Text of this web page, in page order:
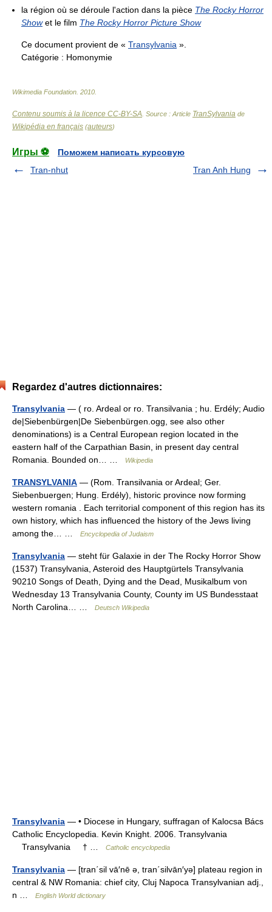
la région où se déroule l'action dans la pièce The Rocky Horror
Showet le film The Rocky Horror Picture Show
Ce document provient de « Transylvania ».
Catégorie : Homonymie
Wikimedia Foundation 2010
Contenu soumis à la licence CC-BY-SA . Source : Article TranSylvania de
Wikipédia en français (auteurs)
Игры ⚽
Поможем написать курсовую
Tran-nhut
Tran Anh Hung
Regardez d'autres dictionnaires:
Transylvania — ( ro. Ardeal or ro. Transilvania ; hu. Erdély; Audio
de|Siebenbürgen|De Siebenbürgen.ogg, see also other
denominations) is a Central European region located in the
eastern half of the Carpathian Basin, in present day central
Romania. Bounded on… …
Wikipedia
TRANSYLVANIA — (Rom. Transilvania or Ardeal; Ger.
Siebenbuergen; Hung. Erdély), historic province now forming
western romania . Each territorial component of this region has its
own history, which has influenced the history of the Jews living
among the… …
Encyclopedia of Judaism
Transylvania — steht für Galaxie in der The Rocky Horror Show
(1537) Transylvania, Asteroid des Hauptgürtels Transylvania
90210 Songs of Death, Dying and the Dead, Musikalbum von
Wednesday 13 Transylvania County, County im US Bundesstaat
North Carolina… …
Deutsch Wikipedia
Transylvania — • Diocese in Hungary, suffragan of Kalocsa Bács
Catholic Encyclopedia. Kevin Knight. 2006. Transylvania
Transylvania † …
Catholic encyclopedia
Transylvania — [tran΄sil vā′nē ə, tran΄silvān′yə] plateau region in
central & NW Romania: chief city, Cluj Napoca Transylvanian adj.,
n …
English World dictionary